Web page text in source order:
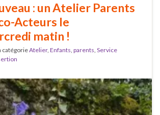
: un Atelier Parents
Acteurs le
matin !
catégorieAtelier, Enfants, parents, Service